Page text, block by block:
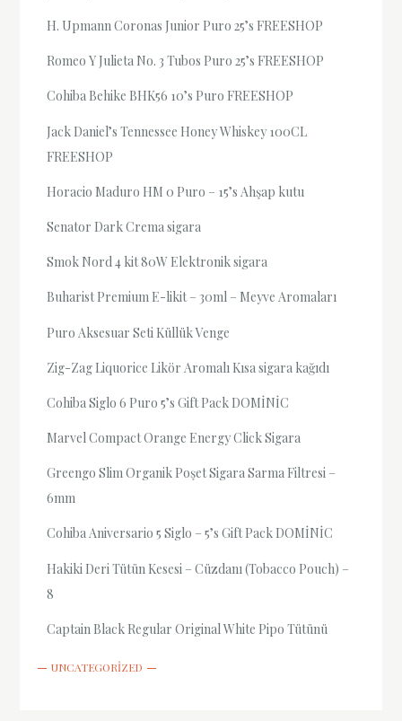
H. Upmann Coronas Junior Puro 25’s FREESHOP
Romeo Y Julieta No. 3 Tubos Puro 25’s FREESHOP
Cohiba Behike BHK56 10’s Puro FREESHOP
Jack Daniel’s Tennessee Honey Whiskey 100CL
FREESHOP
Horacio Maduro HM 0 Puro – 15’s Ahşap kutu
Senator Dark Crema sigara
Smok Nord 4 kit 80W Elektronik sigara
Buharist Premium E-likit – 30ml – Meyve Aromaları
Puro Aksesuar Seti Küllük Venge
Zig-Zag Liquorice Likör Aromalı Kısa sigara kağıdı
Cohiba Siglo 6 Puro 5’s Gift Pack DOMİNİC
Marvel Compact Orange Energy Click Sigara
Greengo Slim Organik Poşet Sigara Sarma Filtresi –
6mm
Cohiba Aniversario 5 Siglo – 5’s Gift Pack DOMİNİC
Hakiki Deri Tütün Kesesi – Cüzdanı (Tobacco Pouch) –
8
Captain Black Regular Original White Pipo Tütünü
UNCATEGORIZED